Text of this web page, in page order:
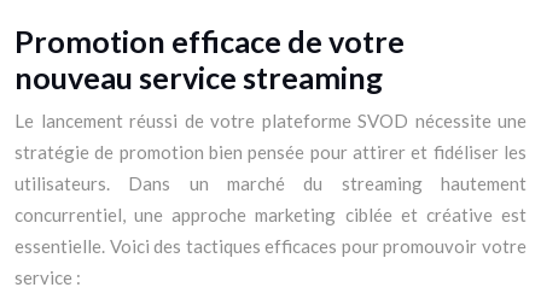
Promotion efficace de votre
nouveau service streaming
Le lancement réussi de votre plateforme SVOD nécessite une
stratégie de promotion bien pensée pour attirer et fidéliser les
utilisateurs. Dans un marché du streaming hautement
concurrentiel, une approche marketing ciblée et créative est
essentielle. Voici des tactiques efficaces pour promouvoir votre
service :